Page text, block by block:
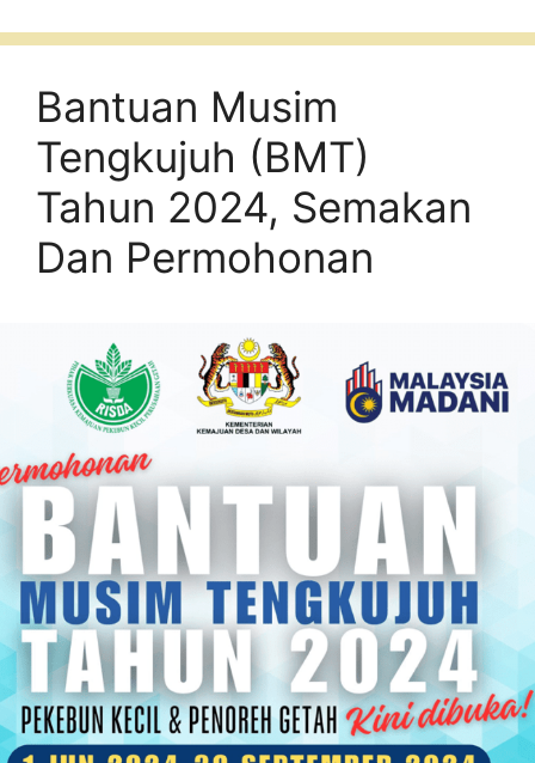
Bantuan Musim
Tengkujuh (BMT)
Tahun 2024, Semakan
Dan Permohonan